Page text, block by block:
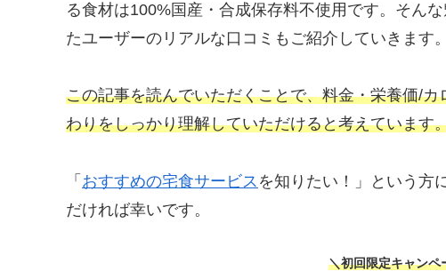
る食材は100%国産・合成保存料不使用です。そん
たユーザーのリアルな口コミもご紹介していきます。
この記事を読んでいただくことで、料金・栄養価/
わりをしっかり理解していただけると考えています
「 おすすめの宅食サービス を知りたい！」という方
だければ幸いです。
＼初回限定キャンペ